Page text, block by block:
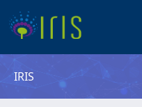
IRIS